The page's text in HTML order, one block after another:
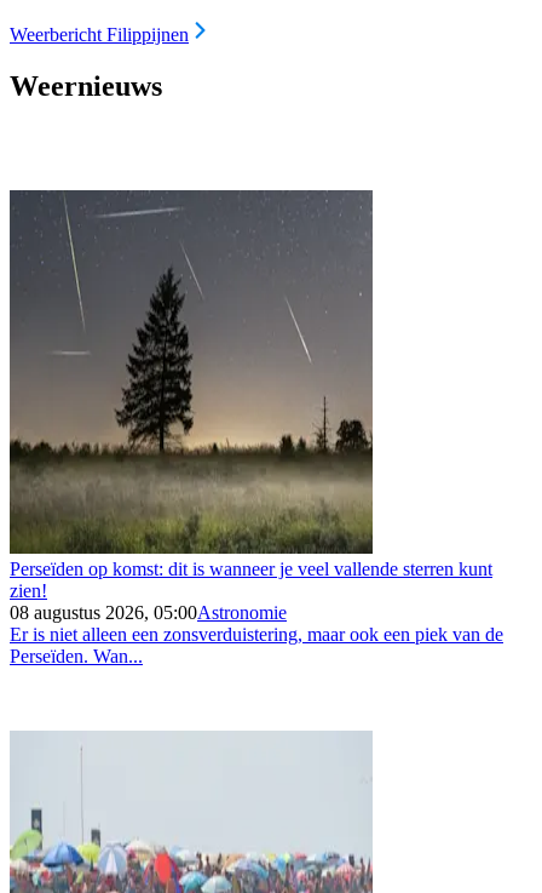
Weerbericht Filippijnen
Weernieuws
Perseïden op komst: dit is wanneer je veel vallende sterren kunt
zien!
08 augustus 2026, 05:00Astronomie
Er is niet alleen een zonsverduistering, maar ook een piek van de
Perseïden. Wan...